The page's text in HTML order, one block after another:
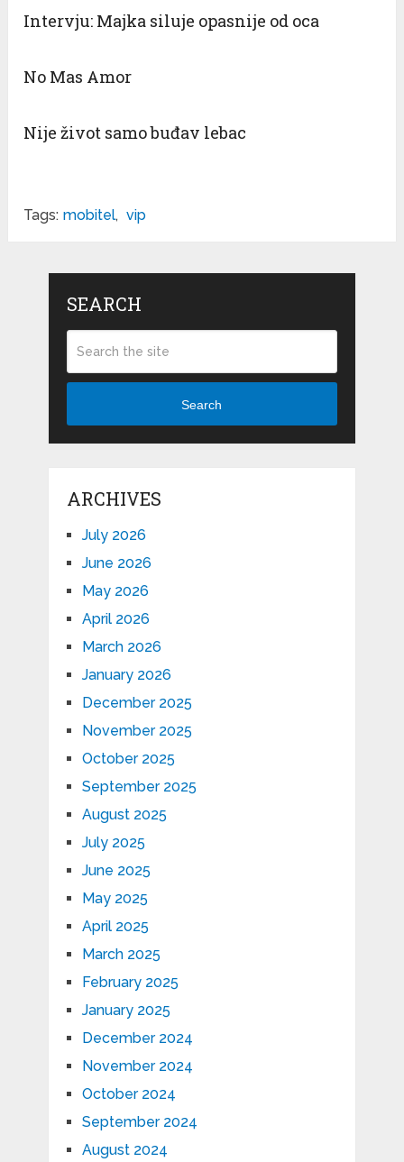
Intervju: Majka siluje opasnije od oca
No Mas Amor
Nije život samo buđav lebac
Tags: mobitel, vip
SEARCH
Search
ARCHIVES
July 2026
June 2026
May 2026
April 2026
March 2026
January 2026
December 2025
November 2025
October 2025
September 2025
August 2025
July 2025
June 2025
May 2025
April 2025
March 2025
February 2025
January 2025
December 2024
November 2024
October 2024
September 2024
August 2024